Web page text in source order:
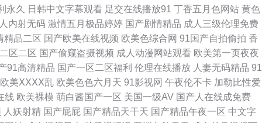
操逼影视豆花社区 浮力影院最新地址 国产最新区久久 51色女婷婷导
袜诱惑国产 老司机草草网 欧美日韩一级棒 日韩中文字幕豆花 亚洲超
日本www视频 亚洲不卡一二三 91视频自 99超碰麻豆 成人小视频网站
本瑟天堂 午夜免费福利影院 成人视频伊人 韩国成人社区 久久精品首
永久
日韩中文字幕观看 足交在线播放91 丁香五月色网站 黄色
内射无码 激情五月极品婷婷 国产剧情精品 成人三级伦理免费
精品二区 国产欧美在线视频 欧美色综合网 91国产自拍偷拍 香
区二区 国产偷窥盗摄视频 成人动漫网站观看 欧美第一页夜夜
91高清精品 国产一区二区福利 伦理在线播放 人妻无码精品 91
美ⅩⅩⅩⅩ乱 欧美色色六月天 91影视网 午夜伦不卡 加勒比性爱
线 欧美裸模 萌白酱国产一区 美国一级AV 国产人在线成免费
人妖射精 国产屁屁 国产精品天干天 国产精品午夜一区 中文字